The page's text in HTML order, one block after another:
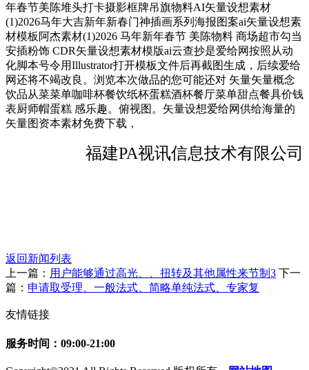
年春节美陈堆头打卡摄影框牌吊旗物料AI矢量设想素材
(1)2026马年大吉新年新春门神插画系列海报图案ai矢量设想素
材模板阿杰素材(1)2026 马年新年春节 美陈物料 商场超市勾当
安插粉饰 CDR矢量设想素材模版ai云查抄是爱给网按照从动
化脚本号令用Illustrator打开模板文件后再截图生成，后续爱给
网还将不竭改良。浏览本次做品的您可能还对 矢量矢量概念
饮品从菜菜单咖啡杯餐饮纸杯蛋糕酒杯餐厅菜单甜点餐具价钱
表厨师帽蛋糕 感乐趣。俯视图。矢量设想爱给网供给海量的
矢量图资本素材免费下载，
福建PA视讯信息技术有限公司
返回新闻列表
上一篇： 用户能够通过高光、、扭转及其他属性来节制3 下一
篇： 申请取受理、一般法式、简略单纯法式、专家复
友情链接
服务时间：09:00-21:00